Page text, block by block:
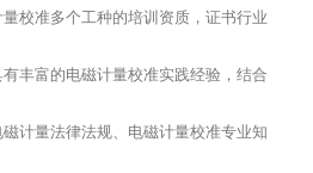
校准多个工种的培训资质，证书行业
丰富的电磁计量校准实践经验，结合
计量法律法规、电磁计量校准专业知